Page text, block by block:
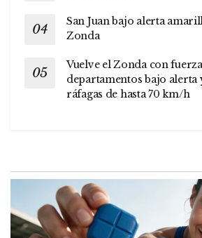
San Juan bajo alerta
Zonda
Vuelve el Zonda con
departamentos bajo alerta
ráfagas de hasta 70 km/h